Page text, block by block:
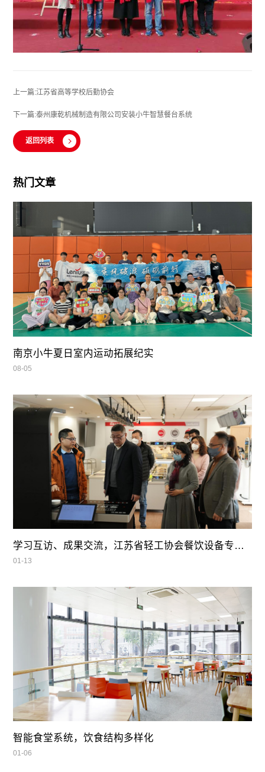
上一篇:江苏省高等学校后勤协会
下一篇:泰州康乾机械制造有限公司安装小牛智慧餐台系统
返回列表
热门文章
南京小牛夏日室内运动拓展纪实
08-05
学习互访、成果交流，江苏省轻工协会餐饮设备专业委员会领导莅临我司参观指导
01-13
智能食堂系统，饮食结构多样化
01-06